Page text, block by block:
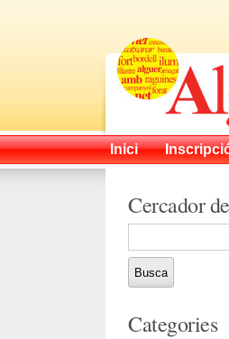
Inici
Cercador
Categories